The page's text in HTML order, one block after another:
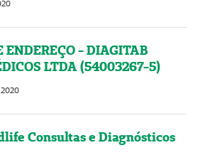
- DIAGITAB
LTDA (54003267-5)
Consultas e Diagnósticos